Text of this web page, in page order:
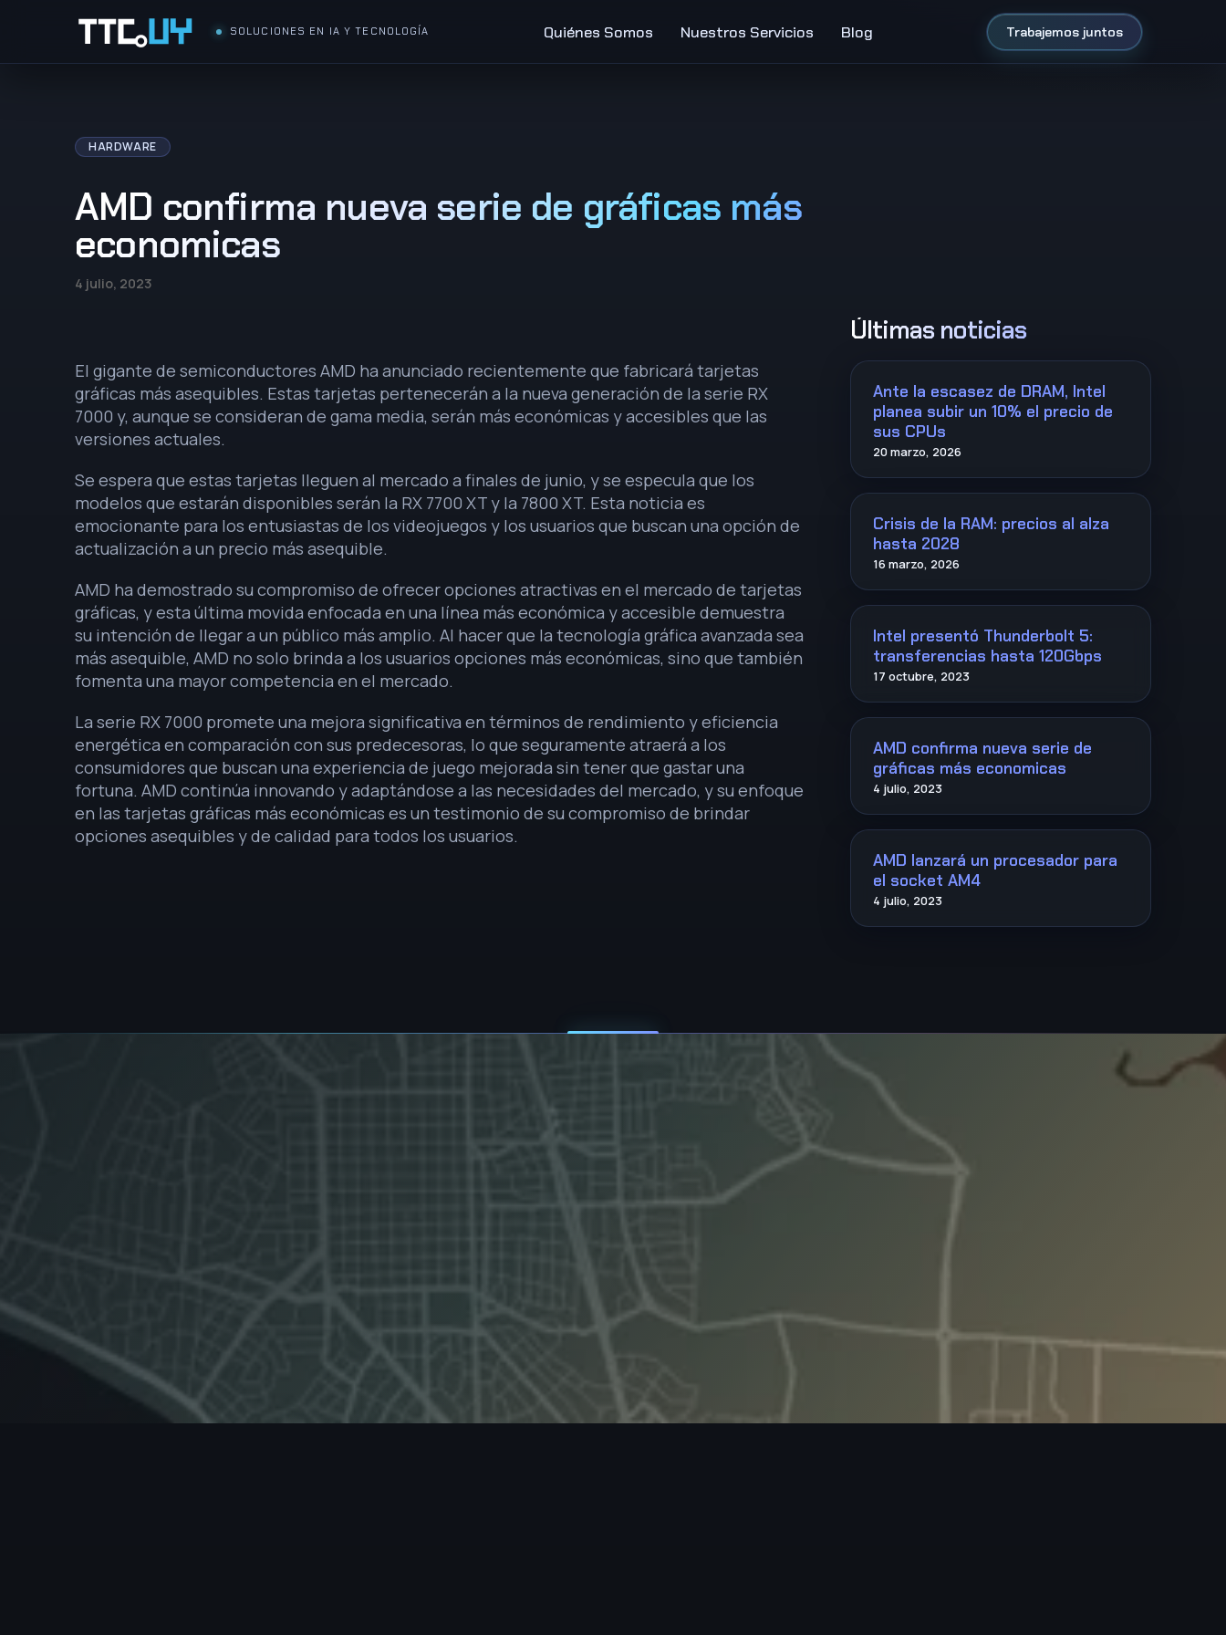
SOLUCIONES EN IA Y TECNOLOGÍA Quiénes Somos Nuestros Servicios Blog Trabajemos juntos
HARDWARE
AMD confirma nueva serie de gráficas más
economicas
4 julio, 2023
El gigante de semiconductores AMD ha anunciado recientemente que fabricará tarjetas
gráficas más asequibles. Estas tarjetas pertenecerán a la nueva generación de la serie RX
7000 y, aunque se consideran de gama media, serán más económicas y accesibles que las
versiones actuales.
Se espera que estas tarjetas lleguen al mercado a finales de junio, y se especula que los
modelos que estarán disponibles serán la RX 7700 XT y la 7800 XT. Esta noticia es
emocionante para los entusiastas de los videojuegos y los usuarios que buscan una opción de
actualización a un precio más asequible.
AMD ha demostrado su compromiso de ofrecer opciones atractivas en el mercado de tarjetas
gráficas, y esta última movida enfocada en una línea más económica y accesible demuestra
su intención de llegar a un público más amplio. Al hacer que la tecnología gráfica avanzada sea
más asequible, AMD no solo brinda a los usuarios opciones más económicas, sino que también
fomenta una mayor competencia en el mercado.
La serie RX 7000 promete una mejora significativa en términos de rendimiento y eficiencia
energética en comparación con sus predecesoras, lo que seguramente atraerá a los
consumidores que buscan una experiencia de juego mejorada sin tener que gastar una
fortuna. AMD continúa innovando y adaptándose a las necesidades del mercado, y su enfoque
en las tarjetas gráficas más económicas es un testimonio de su compromiso de brindar
opciones asequibles y de calidad para todos los usuarios.
ÚItimas noticias
Ante la escasez de DRAM, Intel
planea subir un 10% el precio de
sus CPUs
20 marzo, 2026
Crisis de la RAM: precios al alza
hasta 2028
16 marzo, 2026
Intel presentó Thunderbolt 5:
transferencias hasta 120Gbps
17 octubre, 2023
AMD confirma nueva serie de
gráficas más economicas
4 julio, 2023
AMD lanzará un procesador para
el socket AM4
4 julio, 2023